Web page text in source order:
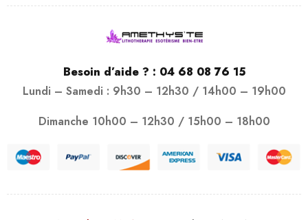
Besoin d’aide ? : 04 68 08 76 15
Lundi – Samedi : 9h30 – 12h30 / 14h00 – 19h00
Dimanche 10h00 – 12h30 / 15h00 – 18h00